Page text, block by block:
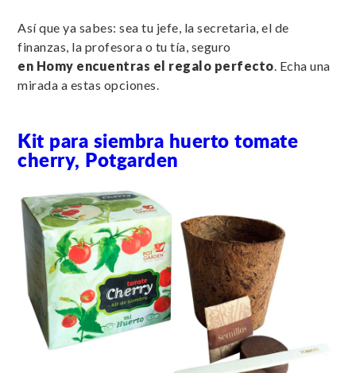
Así que ya sabes: sea tu jefe, la secretaria, el de
finanzas, la profesora o tu tía, seguro
en Homy encuentras el regalo perfecto. Echa una
mirada a estas opciones.
Kit para siembra huerto tomate
cherry, Potgarden